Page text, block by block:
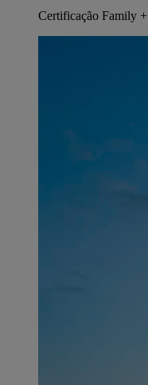
Certificação Family +